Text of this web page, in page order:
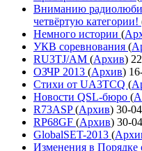
Вниманию
четвёртую категории!
Немного истории (
УКВ соревнования (
RU3TJ/AM (Архив)
ОЗЧР 2013 (Архив)
Стихи от UA3TCQ (
Новости QSL-бюро (
R73ASP(Архив) 30-
RP68GF (Архив) 30-
GlobalSET-2013 (
Изменения в Порядке